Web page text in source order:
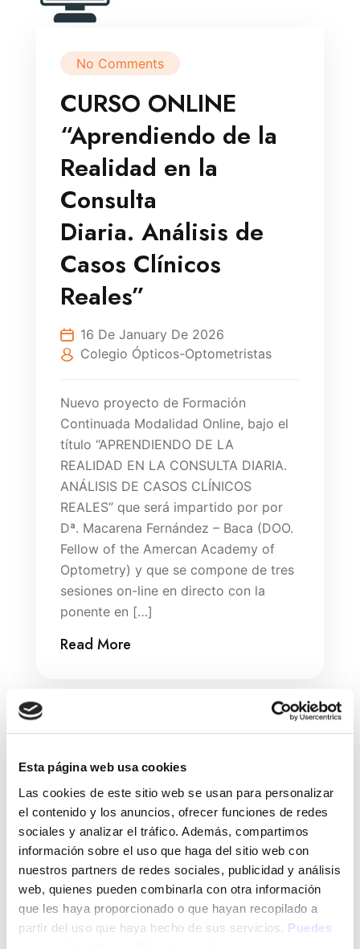
Esta página web usa cookies
Las cookies de este sitio web se usan para personalizar
el contenido y los anuncios, ofrecer funciones de redes
sociales y analizar el tráfico. Además, compartimos
información sobre el uso que haga del sitio web con
nuestros partners de redes sociales, publicidad y análisis
web, quienes pueden combinarla con otra información
que les haya proporcionado o que hayan recopilado a
partir del uso que haya hecho de sus servicios. Puedes
Search
Campañas
No Comments
CURSO ONLINE
“Aprendiendo de la
Realidad en la
Consulta
Diaria. Análisis de
Casos Clínicos
Reales”
16 De January De 2026
Colegio Ópticos-Optometristas
Nuevo proyecto de Formación
Continuada Modalidad Online, bajo el
título “APRENDIENDO DE LA
REALIDAD EN LA CONSULTA DIARIA.
ANÁLISIS DE CASOS CLÍNICOS
REALES” que será impartido por por
Dª. Macarena Fernández – Baca (DOO.
Fellow of the Amercan Academy of
Optometry) y que se compone de tres
sesiones on-line en directo con la
ponente en […]
Read More